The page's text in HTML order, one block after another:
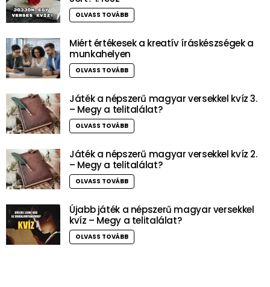
OLVASS TOVÁBB
Miért értékesek a kreatív íráskészségek a
munkahelyen
OLVASS TOVÁBB
Játék a népszerű magyar versekkel kvíz 3.
– Megy a telitalálat?
OLVASS TOVÁBB
Játék a népszerű magyar versekkel kvíz 2.
– Megy a telitalálat?
OLVASS TOVÁBB
Újabb játék a népszerű magyar versekkel
kvíz – Megy a telitalálat?
OLVASS TOVÁBB